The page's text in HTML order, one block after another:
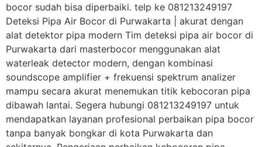
bocor sudah bisa diperbaiki. telp ke 081213249197
Deteksi Pipa Air Bocor di Purwakarta | akurat dengan
alat detektor pipa modern Tim deteksi pipa air bocor di
Purwakarta dari masterbocor menggunakan alat
waterleak detector modern, dengan kombinasi
soundscope amplifier + frekuensi spektrum analizer
mampu secara akurat menemukan titik kebocoran pipa
dibawah lantai. Segera hubungi 081213249197 untuk
mendapatkan layanan profesional perbaikan pipa bocor
tanpa banyak bongkar di kota Purwakarta dan